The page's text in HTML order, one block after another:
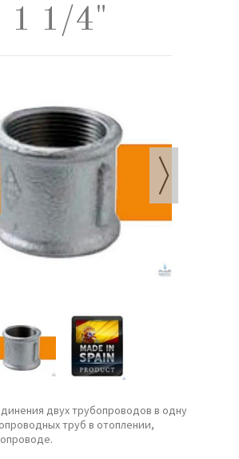
1 1/4"
двух трубопроводов в одну
труб в отоплении,